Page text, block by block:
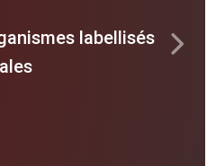
labellisés
Next